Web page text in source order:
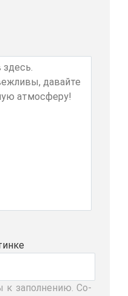
к за­пол­не­нию. Со­